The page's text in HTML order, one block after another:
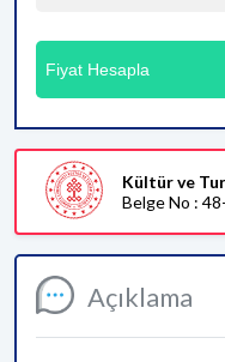
Açıklama
Fiyat Hesapla
Kültür ve
Belge No :